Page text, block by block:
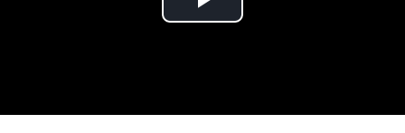
Play Video